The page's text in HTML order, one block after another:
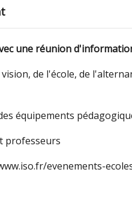
une réunion
de l'école, de
équipements
professeurs
evenements-